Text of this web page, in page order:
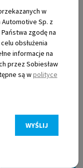
w
Sp. z
zgodę na
obsłużenia
informacje na
przez Sobiesław
są wpolityce
WYŚLIJ